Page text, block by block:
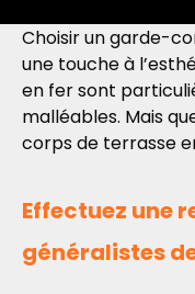
Choisir un garde-
une touche à
en fer sont
malléables. Mais
corps de terrasse
Effectuez une
généralistes